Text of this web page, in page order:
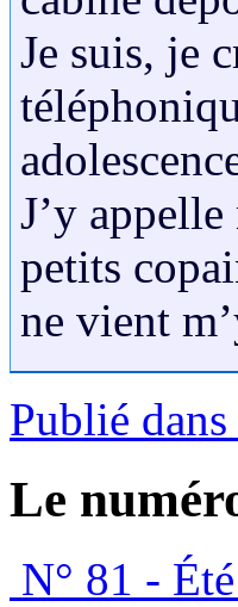
Je suis, je
J’y appelle
petits
ne vient
Publié
Le
N° 81 -